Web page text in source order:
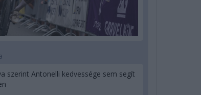
szerint Antonelli kedvessége sem segít